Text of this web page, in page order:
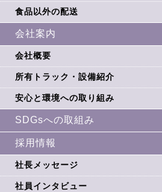
食品以外の配送
会社案内
会社概要
所有トラック・設備紹介
安心と環境への取り組み
SDGsへの取組み
採用情報
社長メッセージ
社員インタビュー